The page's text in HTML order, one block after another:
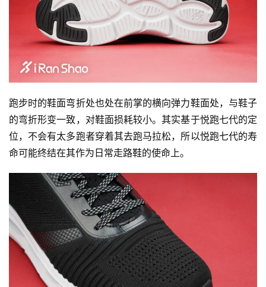
跑步时的鞋面弯折处也处在前掌的横向弹力鞋面处，与鞋子
的弯折形变一致，对鞋面损耗较小。其实基于悦跑七代的定
位，不会有太多跑者穿着其去跑马拉松，所以悦跑七代的寿
命可能终结在其作为日常走路鞋的使命上。